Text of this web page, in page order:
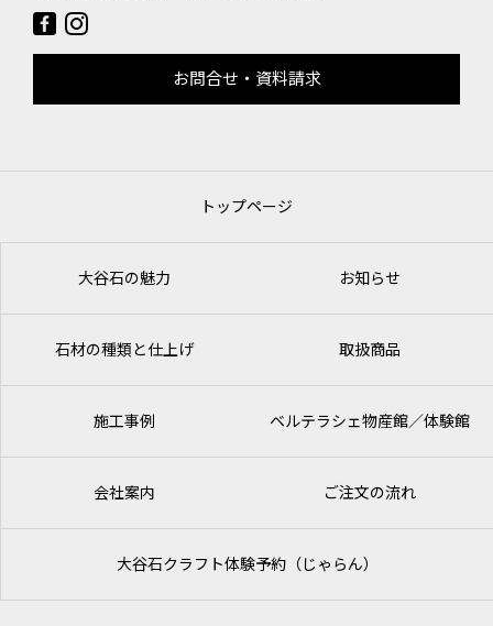
お問合せ・資料請求
トップページ
大谷石の魅力 お知らせ
石材の種類と仕上げ 取扱商品
施工事例 ベルテラシェ物産館／体験館
会社案内 ご注文の流れ
大谷石クラフト体験予約（じゃらん）